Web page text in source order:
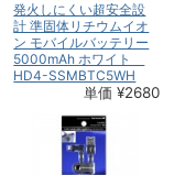
発火しにくい超安全設
計 準固体リチウムイオ
ン モバイルバッテリー
5000mAh ホワイト
HD4-SSMBTC5WH
単価 ¥2680